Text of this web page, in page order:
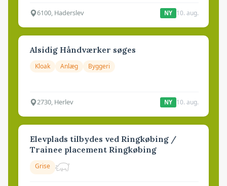
6100, Haderslev NY 10. aug.
Alsidig Håndværker søges
Kloak Anlæg Byggeri
2730, Herlev NY 10. aug.
Elevplads tilbydes ved Ringkøbing /
Trainee placement Ringkøbing
Grise